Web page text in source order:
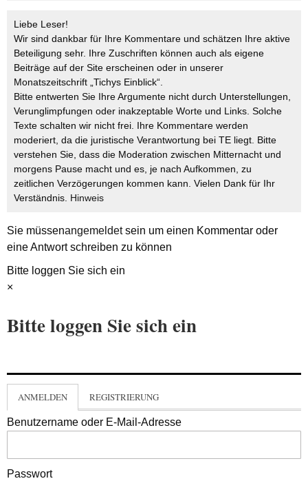
Liebe Leser!
Wir sind dankbar für Ihre Kommentare und schätzen Ihre aktive
Beteiligung sehr. Ihre Zuschriften können auch als eigene
Beiträge auf der Site erscheinen oder in unserer
Monatszeitschrift „Tichys Einblick“.
Bitte entwerten Sie Ihre Argumente nicht durch Unterstellungen,
Verunglimpfungen oder inakzeptable Worte und Links. Solche
Texte schalten wir nicht frei. Ihre Kommentare werden
moderiert, da die juristische Verantwortung bei TE liegt. Bitte
verstehen Sie, dass die Moderation zwischen Mitternacht und
morgens Pause macht und es, je nach Aufkommen, zu
zeitlichen Verzögerungen kommen kann. Vielen Dank für Ihr
Verständnis. Hinweis
Sie müssenangemeldetsein um einen Kommentar oder
eine Antwort schreiben zu können
Bitte loggen Sie sich ein
×
Bitte loggen Sie sich ein
ANMELDEN REGISTRIERUNG
Benutzername oder E-Mail-Adresse
Passwort